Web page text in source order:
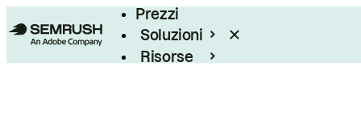
Prezzi
Soluzioni
Risorse